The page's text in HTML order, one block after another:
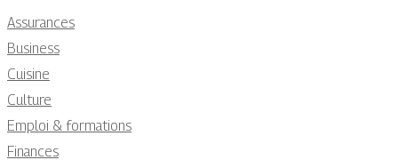
Assurances
Business
Cuisine
Culture
Emploi & formations
Finances